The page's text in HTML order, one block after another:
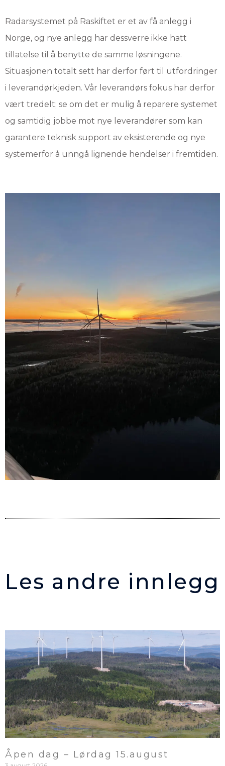
Radarsystemet på Raskiftet er et av få anlegg i
Norge, og nye anlegg har dessverre ikke hatt
tillatelse til å benytte de samme løsningene.
Situasjonen totalt sett har derfor ført til utfordringer
i leverandørkjeden. Vår leverandørs fokus har derfor
vært tredelt; se om det er mulig å reparere systemet
og samtidig jobbe mot nye leverandører som kan
garantere teknisk support av eksisterende og nye
systemerfor å unngå lignende hendelser i fremtiden.
Les andre innlegg
Åpen dag – Lørdag 15.august